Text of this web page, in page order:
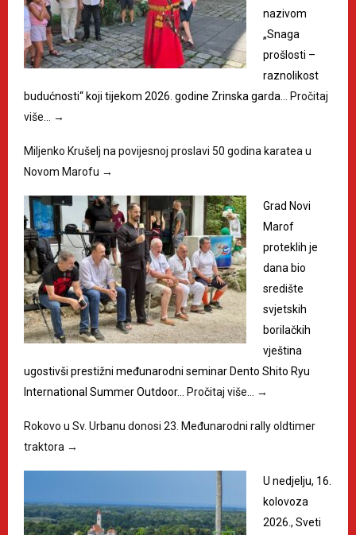
nazivom
„Snaga
prošlosti –
raznolikost
budućnosti“ koji tijekom 2026. godine Zrinska garda…
Pročitaj
više…
→
Miljenko Krušelj na povijesnoj proslavi 50 godina karatea u
Novom Marofu →
Grad Novi
Marof
proteklih je
dana bio
središte
svjetskih
borilačkih
vještina
ugostivši prestižni međunarodni seminar Dento Shito Ryu
International Summer Outdoor…
Pročitaj više… →
Rokovo u Sv. Urbanu donosi 23. Međunarodni rally oldtimer
traktora →
U nedjelju, 16.
kolovoza
2026., Sveti